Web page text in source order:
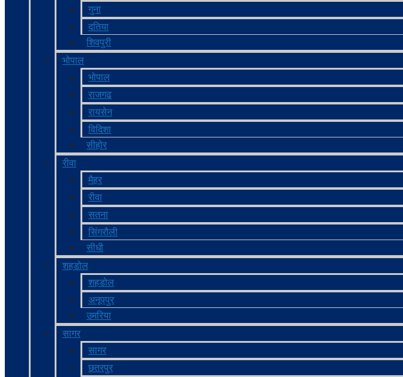
गुना
दतिया
शिवपुरी
भोपाल
भोपाल
राजगढ
रायसेन
विदिशा
सीहोर
रीवा
मैहर
रीवा
सतना
सिंगरौली
सीधी
शहडोल
शहडोल
अनूपपुर
उमरिया
सागर
सागर
छतरपुर